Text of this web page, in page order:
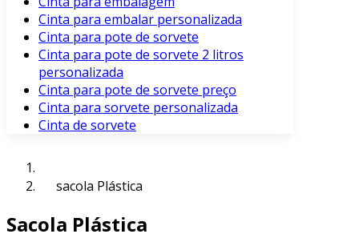
Cinta para embalar personalizada
Cinta para pote de sorvete
Cinta para pote de sorvete 2 litros
personalizada
Cinta para pote de sorvete preço
Cinta para sorvete personalizada
Cinta de sorvete
sacola Plástica
Sacola Plástica